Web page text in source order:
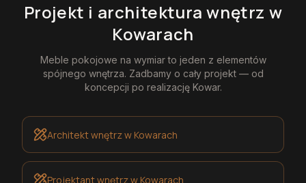
Projekt i architektura wnętrz w
Kowarach
Meble pokojowe na wymiarto jeden z elementów
spójnego wnętrza. Zadbamy o cały projekt — od
koncepcji po realizację Kowar.
Architekt wnętrzw Kowarach
Projektant wnętrzw Kowarach